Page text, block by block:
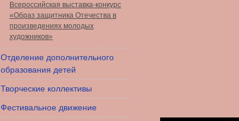
Всероссийская выставка-конкурс
«Образ защитника Отечества в
произведениях молодых
художников»
Отделение дополнительного
образования детей
Творческие коллективы
Фестивальное движение